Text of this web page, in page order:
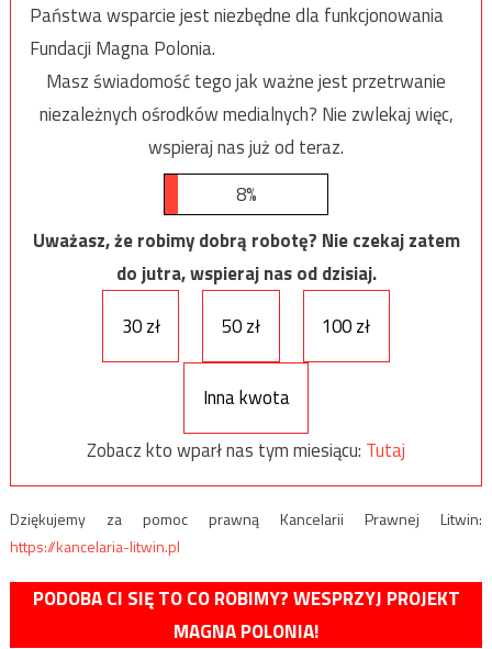
Państwa wsparcie jest niezbędne dla funkcjonowania
Fundacji Magna Polonia.
Masz świadomość tego jak ważne jest przetrwanie
niezależnych ośrodków medialnych? Nie zwlekaj więc,
wspieraj nas już od teraz.
8%
Uważasz, że robimy dobrą robotę? Nie czekaj zatem
do jutra, wspieraj nas od dzisiaj.
30 zł
50 zł 100 zł
Inna kwota
Zobacz kto wparł nas tym miesiącu: Tutaj
Dziękujemy za pomoc prawną Kancelarii Prawnej Litwin:
https://kancelaria-litwin.pl
PODOBA CI SIĘ TO CO ROBIMY? WESPRZYJ PROJEKT
MAGNA POLONIA!